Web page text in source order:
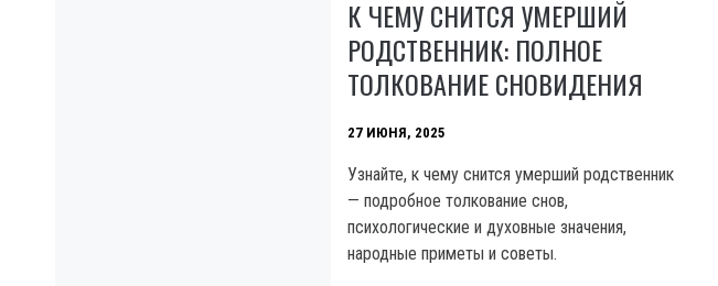
К ЧЕМУ СНИТСЯ УМЕРШИЙ
РОДСТВЕННИК: ПОЛНОЕ
ТОЛКОВАНИЕ СНОВИДЕНИЯ
27 ИЮНЯ, 2025
Узнайте, к чему снится умерший родственник
— подробное толкование снов,
психологические и духовные значения,
народные приметы и советы.